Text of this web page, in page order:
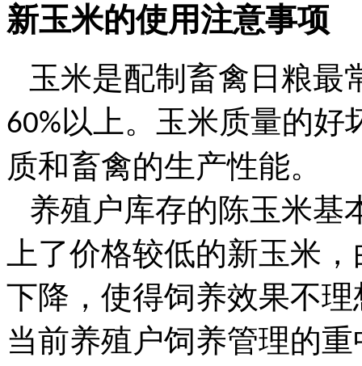
新玉米的使用注意事项
玉米是配制畜禽日粮最
60%以上。玉米质量的好
质和畜禽的生产性能。
养殖户库存的陈玉米基
上了价格较低的新玉米
下降，使得饲养效果不
当前养殖户饲养管理的